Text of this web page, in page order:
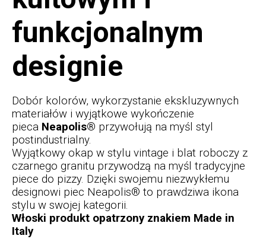
funkcjonalnym
designie
Dobór kolorów, wykorzystanie ekskluzywnych
materiałów i wyjątkowe wykończenie
pieca Neapolis® przywołują na myśl styl
postindustrialny.
Wyjątkowy okap w stylu vintage i blat roboczy z
czarnego granitu przywodzą na myśl tradycyjne
piece do pizzy. Dzięki swojemu niezwykłemu
designowi piec Neapolis® to prawdziwa ikona
stylu w swojej kategorii.
Włoski produkt opatrzony znakiem Made in
Italy